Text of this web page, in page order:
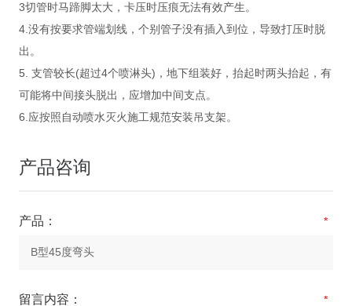
3切管时马蹄脚太大，卡压时压痕无法有效产生。
4.没有按要求管端划线，个别管子没有插入到位，导致打压时脱
出。
5. 支管较长(超过4个喷淋头)，地下组装好，抬起时两头抬起，有
可能将中间接头脱出，应增加中间支点。
6.应按照自动喷水灭火施工规范安装吊支架。
产品咨询
产品：
留言内容：